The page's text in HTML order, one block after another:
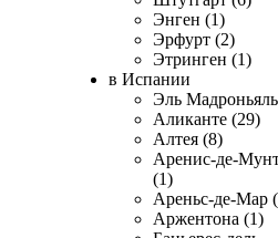
Энген (1)
Эрфурт (2)
Этринген (1)
в Испании
Эль
Аликанте (29)
Алтея (8)
Аренис-де-
(1)
Ареньс-де-Мар
Аржентона (1)